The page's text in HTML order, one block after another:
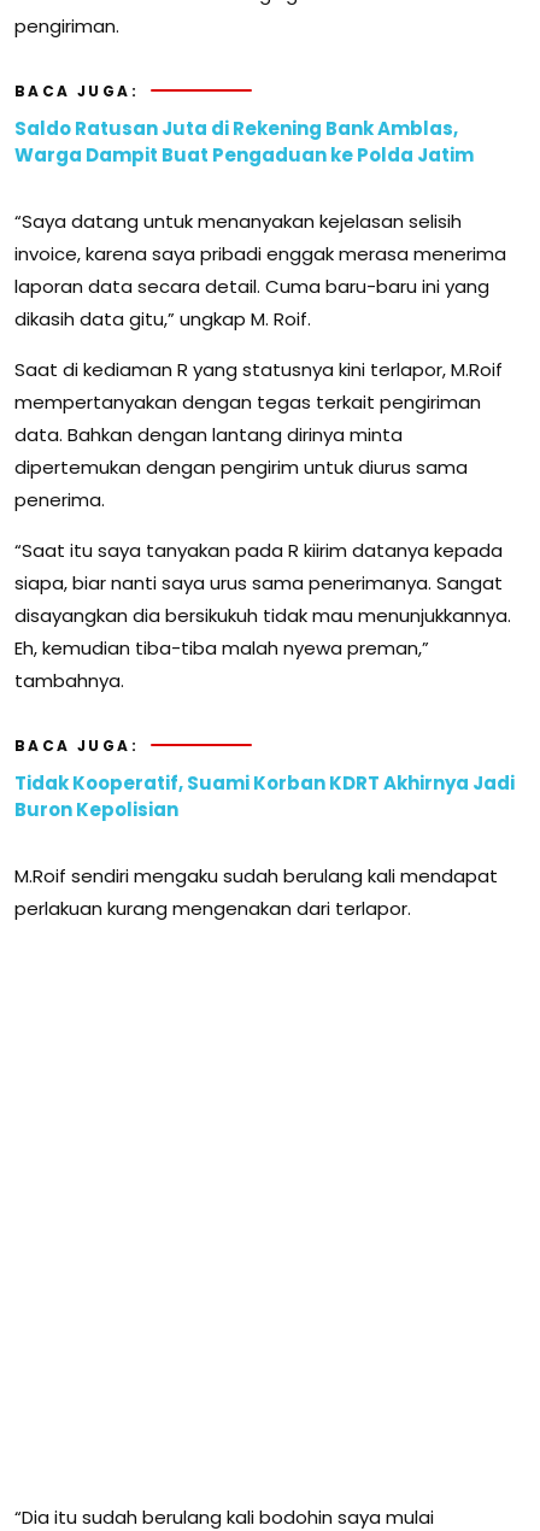
pengiriman.
BACA JUGA:
Saldo Ratusan Juta di Rekening Bank Amblas,
Warga Dampit Buat Pengaduan ke Polda Jatim
“Saya datang untuk menanyakan kejelasan selisih
invoice, karena saya pribadi enggak merasa menerima
laporan data secara detail. Cuma baru-baru ini yang
dikasih data gitu,” ungkap M. Roif.
Saat di kediaman R yang statusnya kini terlapor, M.Roif
mempertanyakan dengan tegas terkait pengiriman
data. Bahkan dengan lantang dirinya minta
dipertemukan dengan pengirim untuk diurus sama
penerima.
“Saat itu saya tanyakan pada R kiirim datanya kepada
siapa, biar nanti saya urus sama penerimanya. Sangat
disayangkan dia bersikukuh tidak mau menunjukkannya.
Eh, kemudian tiba-tiba malah nyewa preman,”
tambahnya.
BACA JUGA:
Tidak Kooperatif, Suami Korban KDRT Akhirnya Jadi
Buron Kepolisian
M.Roif sendiri mengaku sudah berulang kali mendapat
perlakuan kurang mengenakan dari terlapor.
“Dia itu sudah berulang kali bodohin saya mulai